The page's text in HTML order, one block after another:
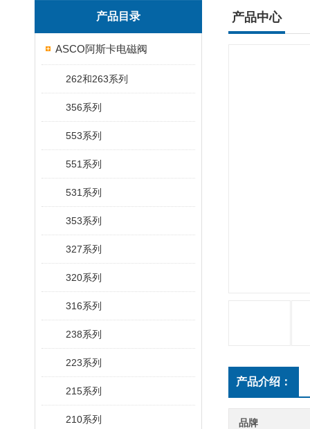
产品目录
ASCO阿斯卡电磁阀
262和263系列
356系列
553系列
551系列
531系列
353系列
327系列
320系列
316系列
238系列
223系列
215系列
210系列
产品中心
产品介绍：
品牌